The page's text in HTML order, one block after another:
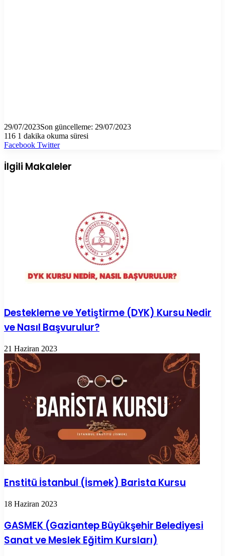
29/07/2023Son güncelleme: 29/07/2023
116 1 dakika okuma süresi
Facebook TwitterLinkedIn
Tumblr
Pinterest
Reddit
VKontakte
E-
ile
paylaş
Yazdır
İlgili Makaleler
Destekleme ve Yetiştirme (DYK) Kursu Nedir
ve Nasıl Başvurulur?
21 Haziran 2023
Enstitü İstanbul (İsmek) Barista Kursu
18 Haziran 2023
GASMEK (Gaziantep Büyükşehir Belediyesi
Sanat ve Meslek Eğitim Kursları)